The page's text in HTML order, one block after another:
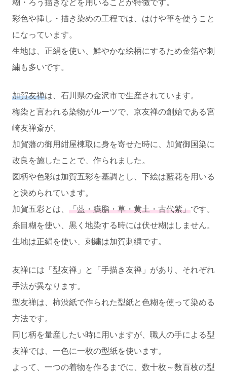
糊・ろう描きなどを用いることが特徴です。
彩色や挿し・描き染めの工程では、はけや筆を使うこと
になっています。
生地は、正絹を使い、鮮やかな絵柄にするため金箔や刺
繍も多いです。
加賀友禅は、石川県の金沢市で生産されています。
梅染と言われる染物がルーツで、京友禅の創始である宮
崎友禅斎が、
加賀藩の御用紺屋棟取に身を寄せた時に、加賀御国染に
改良を施したことで、作られました。
図柄や色彩は加賀五彩を基調とし、下絵は藍花を用いる
と決められています。
加賀五彩とは、 「藍・臙脂・草・黄土・古代紫」です。
糸目糊を使い、黒く地染する時には伏せ糊はしません。
生地は正絹を使い、刺繍は加賀刺繍です。
友禅には「型友禅」と「手描き友禅」があり、それぞれ
手法が異なります。
型友禅は、柿渋紙で作られた型紙と色糊を使って染める
方法です。
同じ柄を量産したい時に用いますが、職人の手による型
友禅では、一色に一枚の型紙を使います。
よって、一つの着物を作るまでに、数十枚～数百枚の型